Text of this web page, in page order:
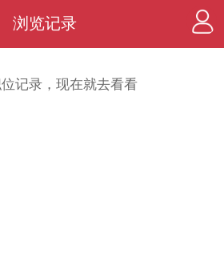
浏览记录
记录，现在就去看看